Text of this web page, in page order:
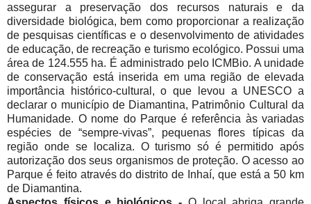
assegurar a preservação dos recursos naturais e da
diversidade biológica, bem como proporcionar a realização
de pesquisas científicas e o desenvolvimento de atividades
de educação, de recreação e turismo ecológico. Possui uma
área de 124.555 ha. É administrado pelo ICMBio. A unidade
de conservação está inserida em uma região de elevada
importância histórico-cultural, o que levou a UNESCO a
declarar o município de Diamantina, Patrimônio Cultural da
Humanidade. O nome do Parque é referência às variadas
espécies de “sempre-vivas”, pequenas flores típicas da
região onde se localiza. O turismo só é permitido após
autorização dos seus organismos de proteção. O acesso ao
Parque é feito através do distrito de Inhaí, que está a 50 km
de Diamantina.